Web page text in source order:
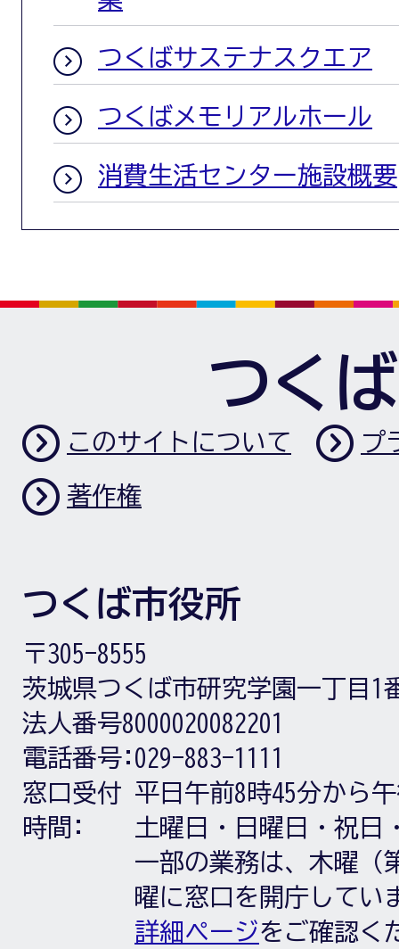
つくばサステナスクエア
つくばメモリアルホール
消費生活センター施設概要
つく
このサイトについて プ
著作権
つくば市役所
〒305-8555
茨城県つくば市研究学園一丁目1
法人番号8000020082201
電話番号: 029-883-1111
窓口受付
時間:
平日午前8時45分から
土曜日・日曜日・祝日
一部の業務は、木曜（
曜に窓口を開庁してい
詳細ページをご確認く